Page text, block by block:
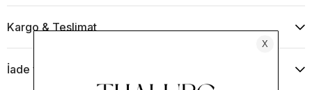
TLR3616
Kargo & Teslimat
İade ve Değişim